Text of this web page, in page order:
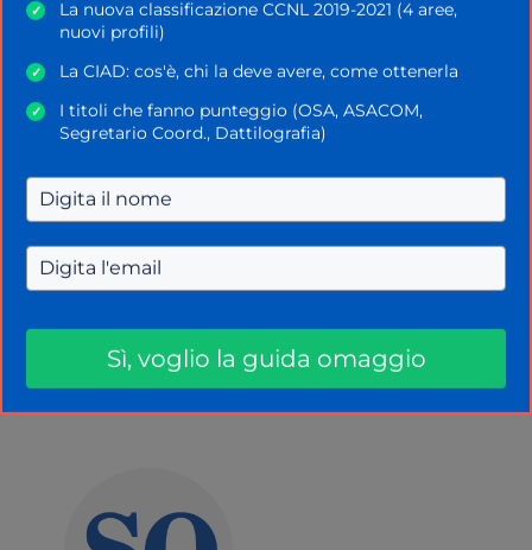
loro e con il docente;
Monitoraggio del lavoro degli studenti
studenti, verificando i compiti assegnati e le
attività svolte;
Integrazione con altri servizi Google:
Google Classroom è integrato con altri
Calendar
docenti e degli studenti.
Categorie
Certificazioni Informatiche
✓
La nuova classificazione CCNL 2019-2021 (4 aree,
nuovi profili)
✓ La CIAD: cos'è, chi la deve avere, come ottenerla
✓
I titoli che fanno punteggio (OSA, ASACOM,
Segretario Coord., Dattilografia)
Sì, voglio la guida omaggio